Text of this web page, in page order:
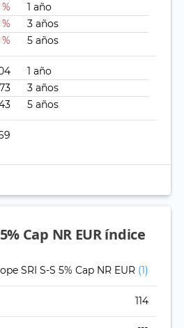
1 año
3 años
5 años
1 año
3 años
5 años
Cap NR EUR índice
SRI S-S 5% Cap NR EUR (1)
114